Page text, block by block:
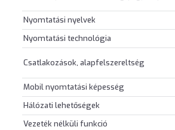
Nyomtatási nyelvek
Nyomtatási technológia
Csatlakozások, alapfelszereltség
Mobil nyomtatási képesség
Hálózati lehetőségek
Vezeték nélküli funkció